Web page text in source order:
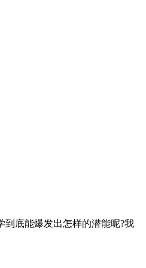
到底能爆发出怎样的潜能呢?我